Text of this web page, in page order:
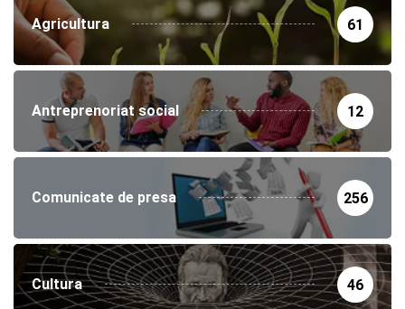
Agricultura 61
Antreprenoriat social 12
Comunicate de presa 256
Cultura 46